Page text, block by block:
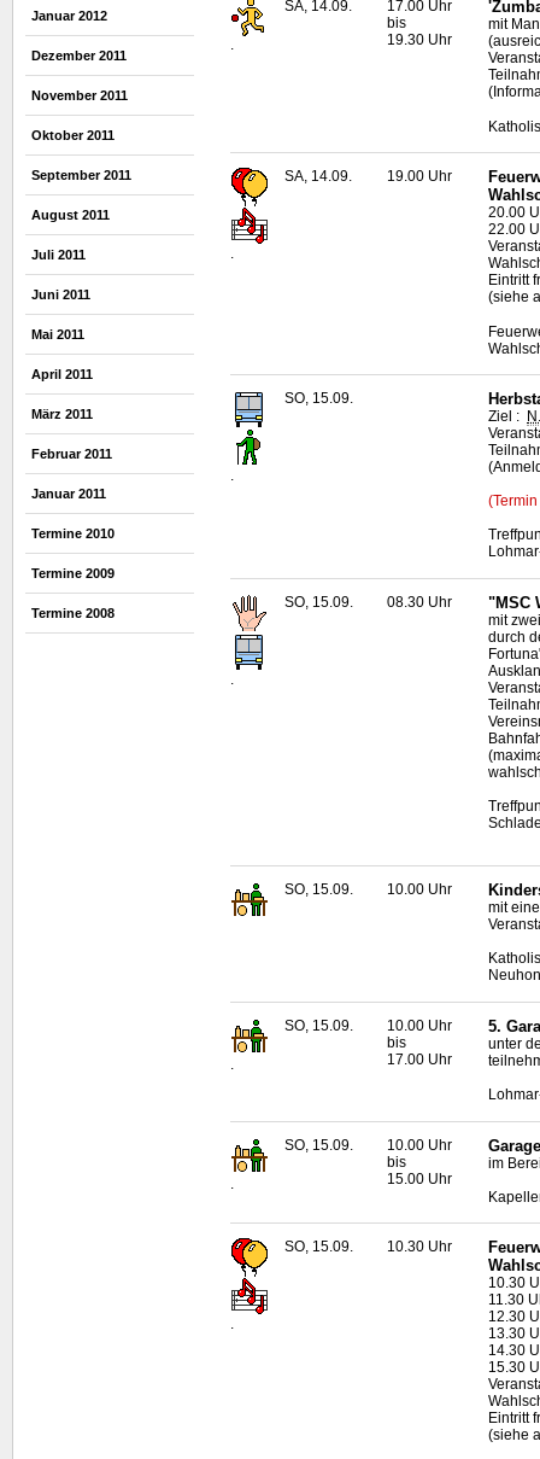
Januar 2012
Dezember 2011
November 2011
Oktober 2011
September 2011
August 2011
Juli 2011
Juni 2011
Mai 2011
April 2011
März 2011
Februar 2011
Januar 2011
Termine 2010
Termine 2009
Termine 2008
.
SA, 14.09.
17.00 Uhr
bis
19.30 Uhr
mit
.
SA, 14.09. 19.00 Uhr
20.00
22.00
Eintritt
(siehe
.
SO, 15.09.
Ziel :
SO, 15.09. 08.30 Uhr "MSC
mit
durch
SO, 15.09. 10.00 Uhr
mit
.
SO, 15.09.
10.00 Uhr
bis
17.00 Uhr
5.
unter
SO, 15.09.
10.00 Uhr
bis
15.00 Uhr
im
.
SO, 15.09. 10.30 Uhr
10.30
11.30
12.30
13.30
14.30
15.30
Eintritt
(siehe